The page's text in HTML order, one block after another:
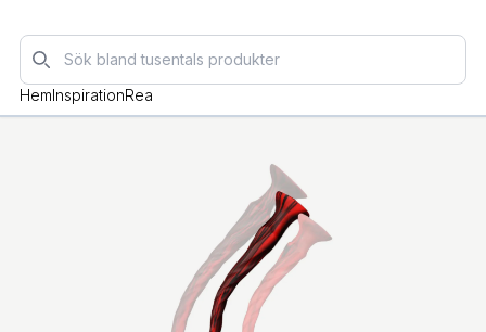
Sök
HemInspirationRea